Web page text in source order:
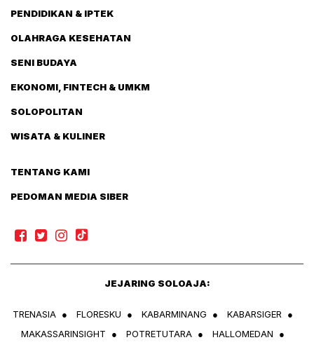
PENDIDIKAN & IPTEK
OLAHRAGA KESEHATAN
SENI BUDAYA
EKONOMI, FINTECH & UMKM
SOLOPOLITAN
WISATA & KULINER
TENTANG KAMI
PEDOMAN MEDIA SIBER
JEJARING SOLOAJA:
TRENASIA ● FLORESKU ● KABARMINANG ● KABARSIGER
●
MAKASSARINSIGHT
● POTRETUTARA ● HALLOMEDAN ●